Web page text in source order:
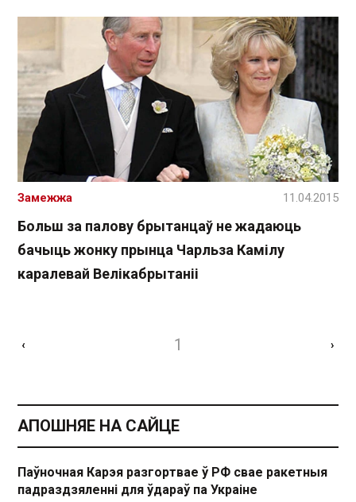
Больш за палову брытанцаў не жадаюць
бачыць жонку прынца Чарльза Камілу
каралевай Велікабрытаніі
Замежжа 11.04.2015
‹ 1 ›
АПОШНЯЕ НА САЙЦЕ
Паўночная Карэя разгортвае ў РФ свае ракетныя
падраздзяленні для ўдараў па Украіне